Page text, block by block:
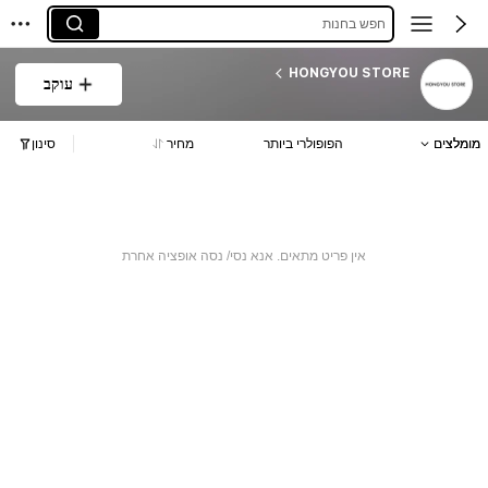
חפש בחנות
HONGYOU STORE
עוקב
מומלצים הפופולרי ביותר מחיר סינון
אין פריט מתאים. אנא נסי/ נסה אופציה אחרת